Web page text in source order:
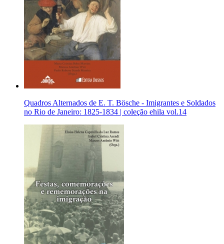
Quadros Alternados de E. T. Bösche - Imigrantes e Soldados
no Rio de Janeiro: 1825-1834 | coleção ehila vol.14